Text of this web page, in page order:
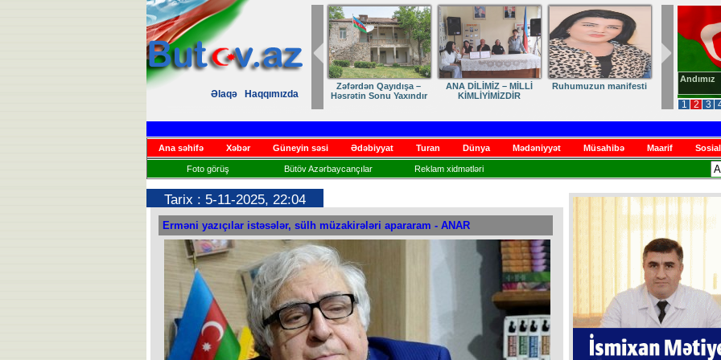
Əlaqə
Haqqımızda
1 2 3
Andımız
Zəfərdən Qayıdışa –
Həsrətin Sonu Yaxındır
ANA DİLİMİZ – MİLLİ
KİMLİYİMİZDİR
Ruhumuzun manifesti
Ana səhifə Xəbər Güneyin səsi Ədəbiyyat Turan Dünya Mədəniyyət Müsahibə Maarif
Foto görüş Bütöv Azərbaycançılar Reklam xidmətləri
Tarix : 5-11-2025, 22:04
Erməni yazıçılar istəsələr, sülh müzakirələri apararam - ANAR